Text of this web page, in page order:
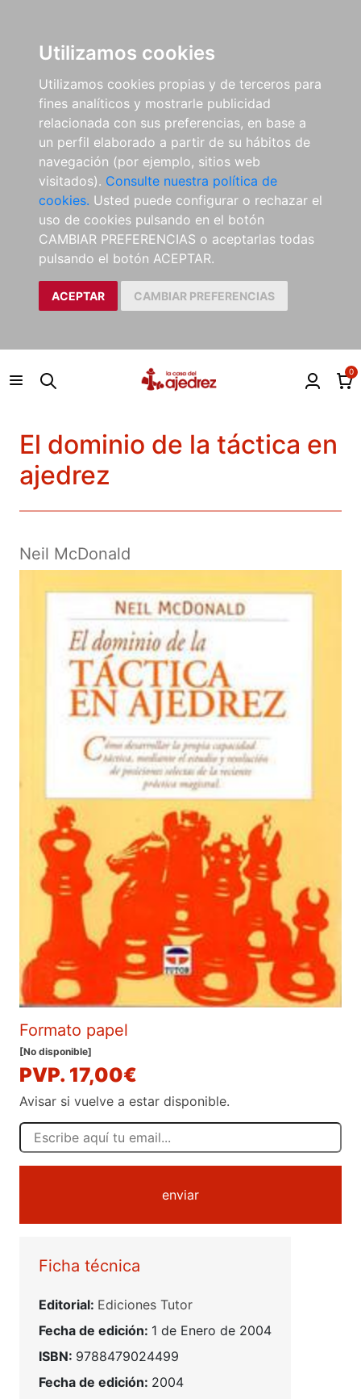
Utilizamos cookies
Utilizamos cookies propias y de terceros para
fines analíticos y mostrarle publicidad
relacionada con sus preferencias, en base a
un perfil elaborado a partir de su hábitos de
navegación (por ejemplo, sitios web
visitados). Consulte nuestra política de
cookies. Usted puede configurar o rechazar el
uso de cookies pulsando en el botón
CAMBIAR PREFERENCIAS o aceptarlas todas
pulsando el botón ACEPTAR.
ACEPTAR CAMBIAR PREFERENCIAS
0
El dominio de la táctica en
ajedrez
Neil McDonald
Formato papel
[No disponible]
PVP. 17,00€
Avisar si vuelve a estar disponible.
enviar
Ficha técnica
Editorial: Ediciones Tutor
Fecha de edición: 1 de Enero de 2004
ISBN: 9788479024499
Fecha de edición: 2004